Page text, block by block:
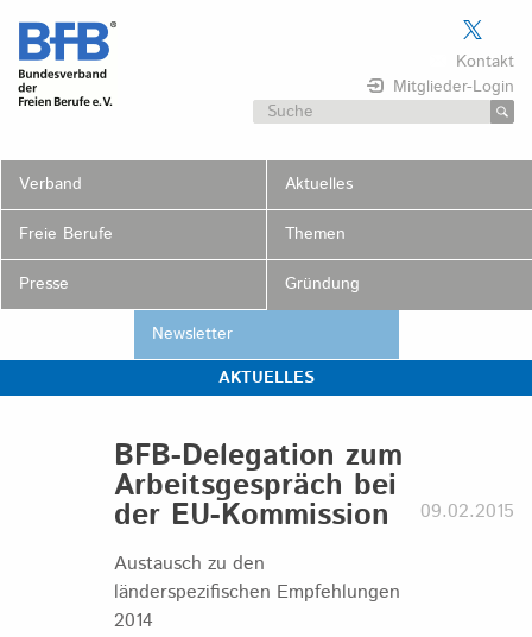
Skip
content
Kontakt
Mitglieder-Login
Suchen
Verband Aktuelles
Freie Berufe Themen
Presse Gründung
Newsletter
AKTUELLES
BFB-Delegation zum
Arbeitsgespräch bei
der EU-Kommission
09.02.2015
Austausch zu den
länderspezifischen Empfehlungen
2014